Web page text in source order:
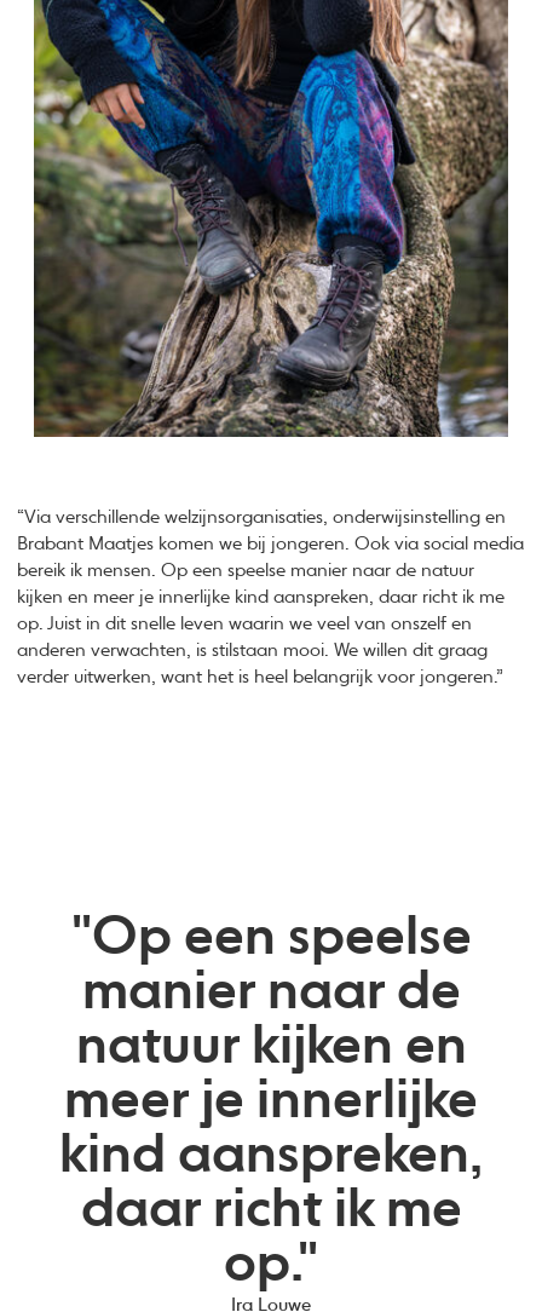
“Via verschillende welzijnsorganisaties, onderwijsinstelling en
Brabant Maatjes komen we bij jongeren. Ook via social media
bereik ik mensen. Op een speelse manier naar de natuur
kijken en meer je innerlijke kind aanspreken, daar richt ik me
op. Juist in dit snelle leven waarin we veel van onszelf en
anderen verwachten, is stilstaan mooi. We willen dit graag
verder uitwerken, want het is heel belangrijk voor jongeren.”
"Op een speelse
manier naar de
natuur kijken en
meer je innerlijke
kind aanspreken,
daar richt ik me
op."
Ira Louwe